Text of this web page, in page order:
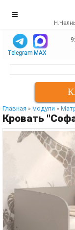
Telegram MAX
Главная » модули »
Кровать